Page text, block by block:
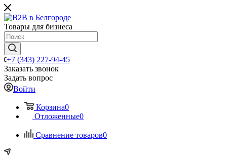
Товары для бизнеса
+7 (343) 227-94-45
Заказать звонок
Задать вопрос
Войти
Корзина0
Отложенные0
Сравнение товаров0